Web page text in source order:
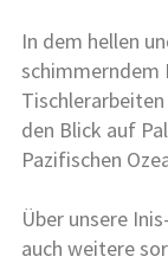
In dem hellen
schimmerndem
den Blick auf
Pazifischen
Über unsere
auch weitere